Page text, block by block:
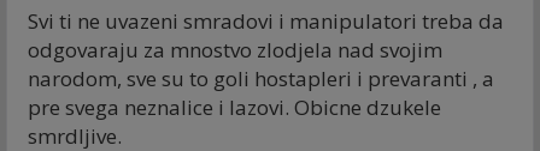
Svi ti ne uvazeni smradovi i manipulatori treba da
odgovaraju za mnostvo zlodjela nad svojim
narodom, sve su to goli hostapleri i prevaranti , a
pre svega neznalice i lazovi. Obicne dzukele
smrdljive.